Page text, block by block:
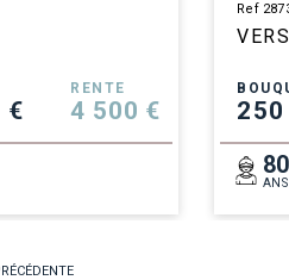
€
RENTE
4 500 €
Ref
80
ANS